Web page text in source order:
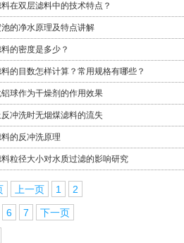
在双层滤料中的技术特点？
的净水原理及特点讲解
的密度是多少？
的目数怎样计算？常用规格有哪些？
球作为干燥剂的作用效果
冲洗时无烟煤滤料的流失
的反冲洗原理
粒径大小对水质过滤的影响研究
上一页 1 2
6 7 下一页